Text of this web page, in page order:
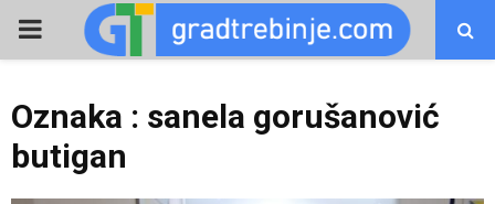
PRIMARY
Oznaka : sanela gorušanović
butigan